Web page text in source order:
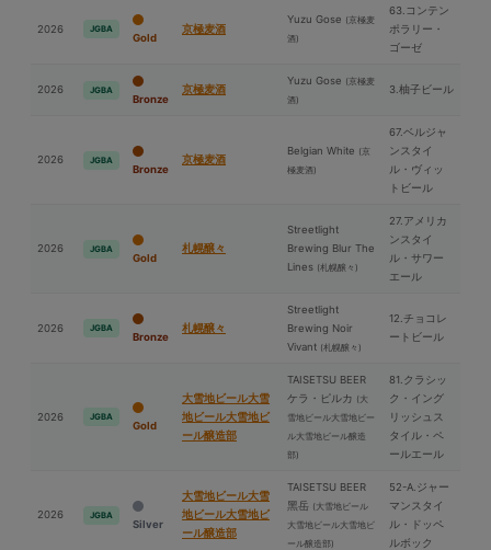
2026 JGBA
Gold
京極⻨酒
Yuzu Gose (京極⻨
酒)
63.コンテン
ポラリー・
ゴーゼ
2026 JGBA
Bronze
京極⻨酒
Yuzu Gose (京極⻨
酒)
3.柚子ビール
2026 JGBA
Bronze
京極⻨酒
Belgian White (京
極⻨酒)
67.ベルジャ
ンスタイ
ル・ヴィッ
トビール
2026 JGBA
Gold
札幌醸々
Streetlight
Brewing Blur The
Lines (札幌醸々)
27.アメリカ
ンスタイ
ル・サワー
エール
2026 JGBA
Bronze
札幌醸々
Streetlight
Brewing Noir
Vivant (札幌醸々)
12.チョコレ
ートビール
2026 JGBA
Gold
⼤雪地ビール⼤雪
地ビール⼤雪地ビ
ール醸造部
TAISETSU BEER
ケラ・ピルカ (⼤
雪地ビール⼤雪地ビー
ル⼤雪地ビール醸造
部)
81.クラシッ
ク・イング
リッシュス
タイル・ペ
ールエール
2026 JGBA
Silver
⼤雪地ビール⼤雪
地ビール⼤雪地ビ
ール醸造部
TAISETSU BEER
⿊岳 (⼤雪地ビール
⼤雪地ビール⼤雪地ビ
ール醸造部)
52-A.ジャー
マンスタイ
ル・ドッペ
ルボック